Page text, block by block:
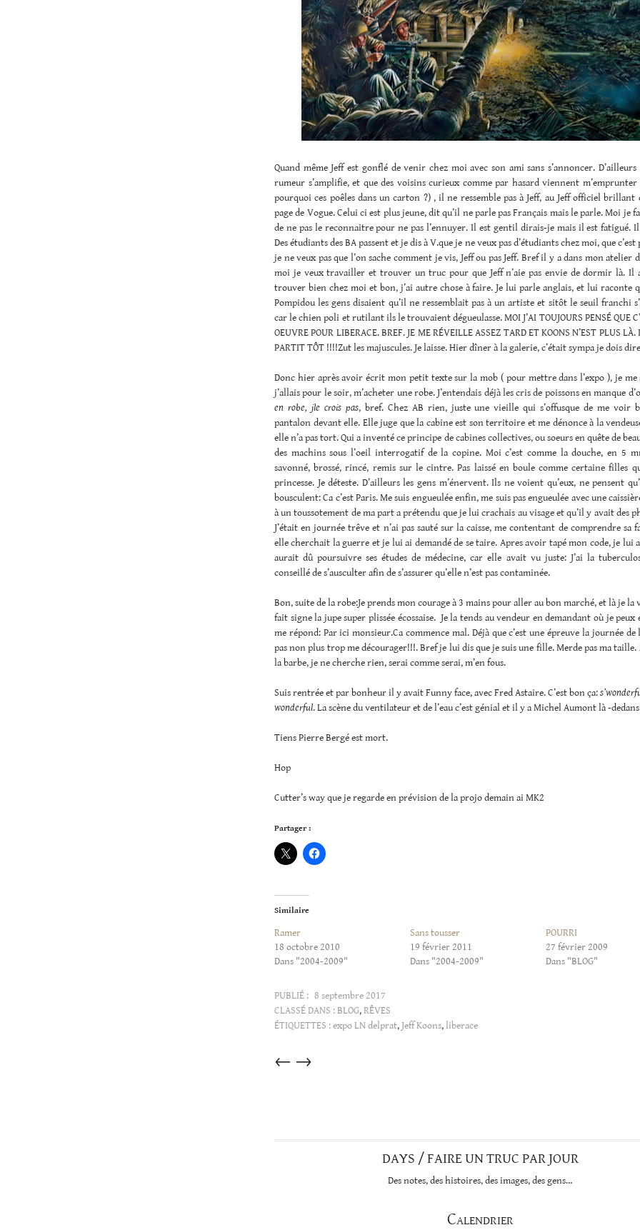
Quand même Jeff est gonflé de venir chez moi avec son ami sans s’annoncer.
rumeur s’amplifie, et que des voisins curieux comme par hasard viennent m’emprunter
pourquoi ces poêles dans un carton ?) , il ne ressemble pas à Jeff, au Jeff officiel brillant
page de Vogue. Celui ci est plus jeune, dit qu’il ne parle pas Français mais le parle. Moi je
de ne pas le reconnaitre pour ne pas l’ennuyer. Il est gentil dirais-je mais il est fatigué.
Des étudiants des BA passent et je dis à V.que je ne veux pas d’étudiants chez moi, que
je ne veux pas que l’on sache comment je vis, Jeff ou pas Jeff. Bref il y a dans mon atelier
moi je veux travailler et trouver un truc pour que Jeff n’aie pas envie de dormir là. Il
trouver bien chez moi et bon, j’ai autre chose à faire. Je lui parle anglais, et lui raconte
Pompidou les gens disaient qu’il ne ressemblait pas à un artiste et sitôt le seuil franchi
car le chien poli et rutilant ils le trouvaient dégueulasse. MOI J’AI TOUJOURS PENSÉ QUE
OEUVRE POUR LIBERACE. BREF. JE ME RÉVEILLE ASSEZ TARD ET KOONS N’EST PLUS
PARTIT TÔT !!!!Zut les majuscules. Je laisse. Hier dîner à la galerie, c’était sympa je dois
Donc hier après avoir écrit mon petit texte sur la mob ( pour mettre dans l’expo ), je me
j’allais pour le soir, m’acheter une robe. J’entendais déjà les cris de poissons en manque
en robe, jle crois pas, bref. Chez AB rien, juste une vieille qui s’offusque de me voir
pantalon devant elle. Elle juge que la cabine est son territoire et me dénonce à la
elle n’a pas tort. Qui a inventé ce principe de cabines collectives, ou soeurs en quête de
des machins sous l’oeil interrogatif de la copine. Moi c’est comme la douche, en 5
savonné, brossé, rincé, remis sur le cintre. Pas laissé en boule comme certaine filles
princesse. Je déteste. D’ailleurs les gens m’énervent. Ils ne voient qu’eux, ne pensent
bousculent: Ca c’est Paris. Me suis engueulée enfin, me suis pas engueulée avec une
à un toussotement de ma part a prétendu que je lui crachais au visage et qu’il y avait des
J’était en journée trêve et n’ai pas sauté sur la caisse, me contentant de comprendre sa
elle cherchait la guerre et je lui ai demandé de se taire. Apres avoir tapé mon code, je lui
aurait dû poursuivre ses études de médecine, car elle avait vu juste: J’ai la
conseillé de s’ausculter afin de s’assurer qu’elle n’est pas contaminée.
Bon, suite de la robe:Je prends mon courage à 3 mains pour aller au bon marché, et là je la
fait signe la jupe super plissée écossaise. Je la tends au vendeur en demandant où je peux
me répond: Par ici monsieur.Ca commence mal. Déjà que c’est une épreuve la journée de
pas non plus trop me décourager!!!. Bref je lui dis que je suis une fille. Merde pas ma taille.
la barbe, je ne cherche rien, serai comme serai, m’en fous.
Suis rentrée et par bonheur il y avait Funny face, avec Fred Astaire. C’est bon ça:
wonderful. La scène du ventilateur et de l’eau c’est génial et il y a Michel Aumont là -
Tiens Pierre Bergé est mort.
Hop
Cutter’s way que je regarde en prévision de la projo demain ai MK2
Partager :
Similaire
Ramer
18 octobre 2010
Dans "2004-2009"
Sans tousser
19 février 2011
Dans "2004-2009"
POURRI
27 février 2009
Dans "BLOG"
PUBLIÉ : 8 septembre 2017
CLASSÉ DANS :BLOG,RÊVES
ÉTIQUETTES :expo LN delprat,Jeff Koons,liberace
Articles
→
←
DAYS / FAIRE UN TRUC PAR JOUR
Des notes, des histoires, des images, des gens…
Calendrier